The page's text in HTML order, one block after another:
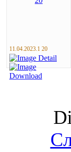
11.04.2023.1 20